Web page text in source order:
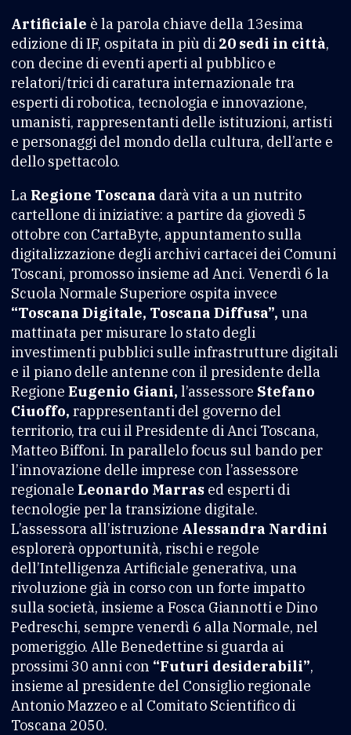
Artificiale è la parola chiave della 13esima
edizione di IF, ospitata in più di 20 sedi in città,
con decine di eventi aperti al pubblico e
relatori/trici di caratura internazionale tra
esperti di robotica, tecnologia e innovazione,
umanisti, rappresentanti delle istituzioni, artisti
e personaggi del mondo della cultura, dell’arte e
dello spettacolo.
La Regione Toscana darà vita a un nutrito
cartellone di iniziative: a partire da giovedì 5
ottobre con CartaByte, appuntamento sulla
digitalizzazione degli archivi cartacei dei Comuni
Toscani, promosso insieme ad Anci. Venerdì 6 la
Scuola Normale Superiore ospita invece
“Toscana Digitale, Toscana Diffusa”, una
mattinata per misurare lo stato degli
investimenti pubblici sulle infrastrutture digitali
e il piano delle antenne con il presidente della
Regione Eugenio Giani, l’assessore Stefano
Ciuoffo, rappresentanti del governo del
territorio, tra cui il Presidente di Anci Toscana,
Matteo Biffoni. In parallelo focus sul bando per
l’innovazione delle imprese con l’assessore
regionale Leonardo Marras ed esperti di
tecnologie per la transizione digitale.
L’assessora all’istruzione Alessandra Nardini
esplorerà opportunità, rischi e regole
dell’Intelligenza Artificiale generativa, una
rivoluzione già in corso con un forte impatto
sulla società, insieme a Fosca Giannotti e Dino
Pedreschi, sempre venerdì 6 alla Normale, nel
pomeriggio. Alle Benedettine si guarda ai
prossimi 30 anni con “Futuri desiderabili”,
insieme al presidente del Consiglio regionale
Antonio Mazzeo e al Comitato Scientifico di
Toscana 2050.